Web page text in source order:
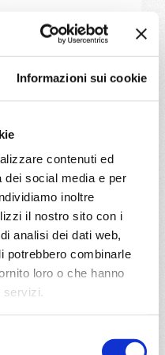
Informazioni sui cookie
contenuti ed
dei social media e per
inoltre
il nostro sito con i
analisi dei dati web,
potrebbero combinarle
loro o che hanno
servizi.
Santorini,
da
con
Napoli, Messina,